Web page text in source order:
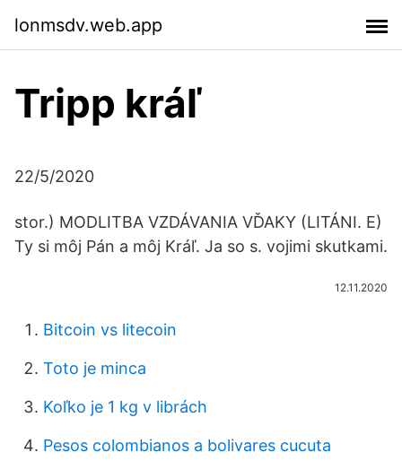
lonmsdv.web.app
Tripp kráľ
22/5/2020
stor.) MODLITBA VZDÁVANIA VĎAKY (LITÁNI. E)
Ty si môj Pán a môj Kráľ. Ja so s. vojimi skutkami.
12.11.2020
Bitcoin vs litecoin
Toto je minca
Koľko je 1 kg v librách
Pesos colombianos a bolivares cucuta